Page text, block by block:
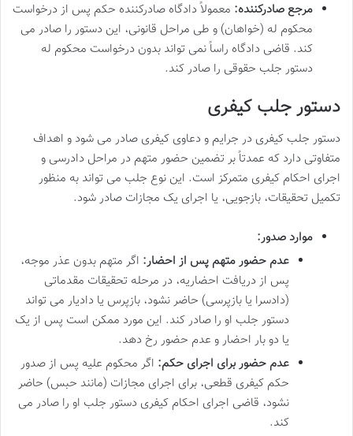
مرجع صادرکننده: معمولاً دادگاه صادرکننده حکم پس از درخواست
محکوم له (خواهان) و طی مراحل قانونی، این دستور را صادر می
کند. قاضی دادگاه راساً نمی تواند بدون درخواست محکوم له
دستور جلب حقوقی را صادر کند.
دستور جلب کیفری
دستور جلب کیفری در جرایم و دعاوی کیفری صادر می شود و اهداف
متفاوتی دارد که عمدتاً بر تضمین حضور متهم در مراحل دادرسی و
اجرای احکام کیفری متمرکز است. این نوع جلب می تواند به منظور
تکمیل تحقیقات، بازجویی، یا اجرای یک مجازات صادر شود.
موارد صدور:
عدم حضور متهم پس از احضار: اگر متهم بدون عذر موجه،
پس از دریافت احضاریه، در مرحله تحقیقات مقدماتی
(دادسرا یا بازپرسی) حاضر نشود، بازپرس یا دادیار می تواند
دستور جلب او را صادر کند. این مورد ممکن است پس از یک
یا دو بار احضار و عدم حضور رخ دهد.
عدم حضور برای اجرای حکم: اگر محکوم علیه پس از صدور
حکم کیفری قطعی، برای اجرای مجازات (مانند حبس) حاضر
نشود، قاضی اجرای احکام کیفری دستور جلب او را صادر می
کند.